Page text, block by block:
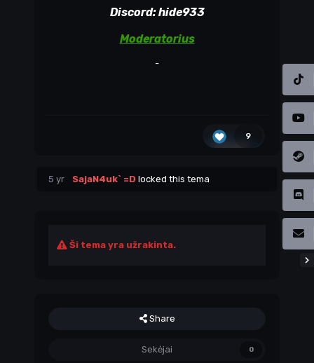
Discord: hide933
Moderatorius
-
9
5 yr SajaN4uk` =D locked this tema
Ši tema yra užrakinta.
Share
Sekėjai 0